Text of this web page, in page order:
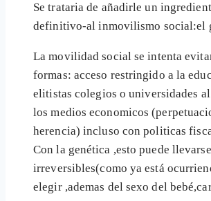
Se trataria de añadirle un
definitivo-al inmovilismo social:el
La movilidad social se intenta
formas: acceso restringido a la
elitistas colegios o universidades
los medios economicos
herencia) incluso con politicas
Con la genética ,esto puede
irreversibles(como ya está
elegir ,ademas del sexo del